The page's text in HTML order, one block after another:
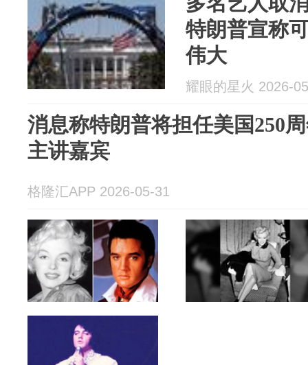
特朗普宣称
伟大
耀眼的星火 2026-
消息称特朗普将担任美国250
主讲嘉宾
格隆汇APP 2026-05-31